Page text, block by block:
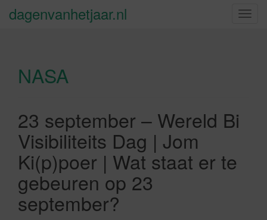
S
dagenvanhetjaar.nl
NASA
23 september – Wereld Bi
Visibiliteits Dag | Jom
Ki(p)poer | Wat staat er te
gebeuren op 23
september?